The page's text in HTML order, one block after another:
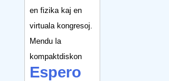
en fizika kaj en
virtuala kongresoj.
Mendu la
kompaktdiskon
Espero